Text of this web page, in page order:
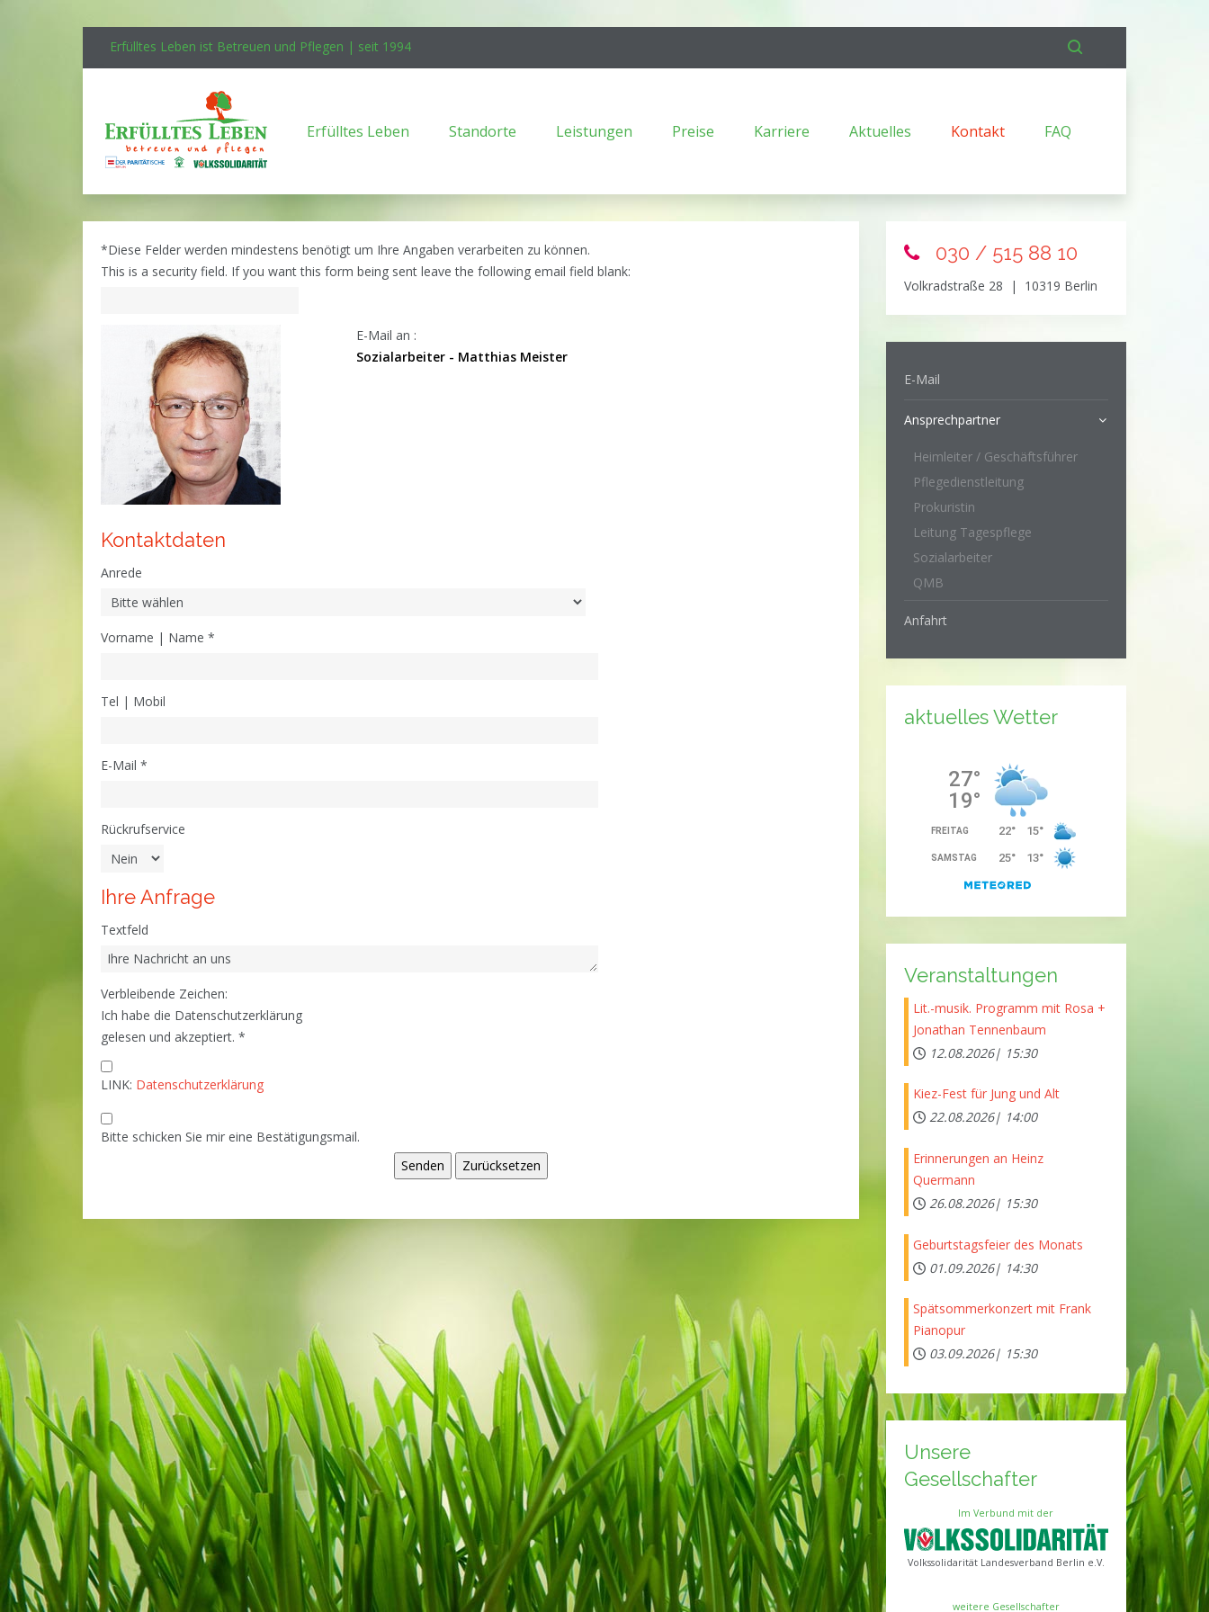
Erfülltes Leben ist Betreuen und Pflegen | seit 1994
Erfülltes Leben Standorte Leistungen Preise Karriere Aktuelles Kontakt FAQ
*Diese Felder werden mindestens benötigt um Ihre Angaben verarbeiten zu können.
This is a security field. If you want this form being sent leave the following email field blank:
E-Mail an :
Sozialarbeiter - Matthias Meister
Kontaktdaten
Anrede
Vorname | Name *
Tel | Mobil
E-Mail *
Rückrufservice
Ihre Anfrage
Textfeld
Verbleibende Zeichen:
Ich habe die Datenschutzerklärung
gelesen und akzeptiert. *
LINK: Datenschutzerklärung
Bitte schicken Sie mir eine Bestätigungsmail.
030 / 515 88 10
Volkradstraße 28 | 10319 Berlin
E-Mail
Ansprechpartner
Heimleiter / Geschäftsführer
Pflegedienstleitung
Prokuristin
Leitung Tagespflege
Sozialarbeiter
QMB
Anfahrt
aktuelles Wetter
Veranstaltungen
Lit.-musik. Programm mit Rosa +
Jonathan Tennenbaum
12.08.2026| 15:30
Kiez-Fest für Jung und Alt
22.08.2026| 14:00
Erinnerungen an Heinz
Quermann
26.08.2026| 15:30
Geburtstagsfeier des Monats
01.09.2026| 14:30
Spätsommerkonzert mit Frank
Pianopur
03.09.2026| 15:30
Unsere
Gesellschafter
Im Verbund mit der
Volkssolidarität Landesverband Berlin e.V.
weitere Gesellschafter